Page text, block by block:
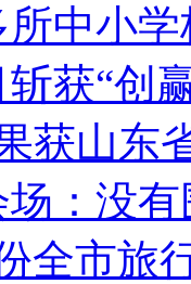
中小
获“创
获山东
：没有
全市旅